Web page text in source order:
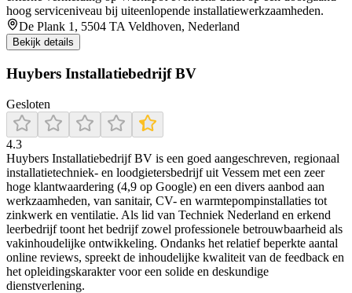
hoog serviceniveau bij uiteenlopende installatiewerkzaamheden.
De Plank 1, 5504 TA Veldhoven, Nederland
Bekijk details
Huybers Installatiebedrijf BV
Gesloten
4.3
Huybers Installatiebedrijf BV is een goed aangeschreven, regionaal
installatietechniek- en loodgietersbedrijf uit Vessem met een zeer
hoge klantwaardering (4,9 op Google) en een divers aanbod aan
werkzaamheden, van sanitair, CV- en warmtepompinstallaties tot
zinkwerk en ventilatie. Als lid van Techniek Nederland en erkend
leerbedrijf toont het bedrijf zowel professionele betrouwbaarheid als
vakinhoudelijke ontwikkeling. Ondanks het relatief beperkte aantal
online reviews, spreekt de inhoudelijke kwaliteit van de feedback en
het opleidingskarakter voor een solide en deskundige
dienstverlening.